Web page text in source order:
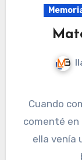
Cuando compré la impresora 3D, como ya os
comenté en
ella venía